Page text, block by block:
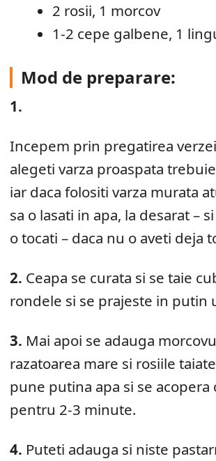
2 rosii, 1 morcov
1-2 cepe galbene, 1
Mod de preparare:
1.
Incepem prin pregatirea
alegeti varza proaspata
iar daca folositi varza murata
sa o lasati in apa, la desarat –
o tocati – daca nu o aveti deja
2. Ceapa se curata si se taie
rondele si se prajeste in putin
3. Mai apoi se adauga
razatoarea mare si rosiile
pune putina apa si se acopera
pentru 2-3 minute.
4. Puteti adauga si niste